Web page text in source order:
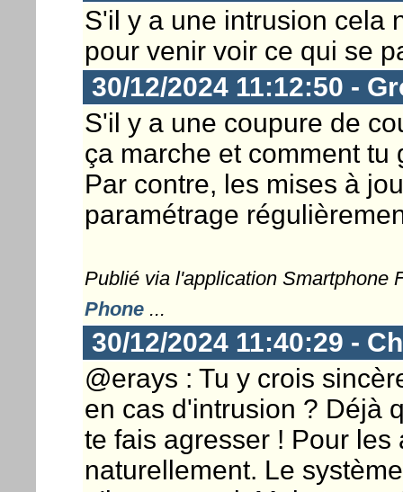
S'il y a une intrusion cela
pour venir voir ce qui se
30/12/2024 11:12:50 -
S'il y a une coupure de
ça marche et comment tu
Par contre, les mises à
paramétrage
Publié via l'application Smartphone
Phone...
30/12/2024 11:40:29 -
@erays : Tu y crois
en cas d'intrusion ? Déjà
te fais agresser ! Pour
naturellement. Le